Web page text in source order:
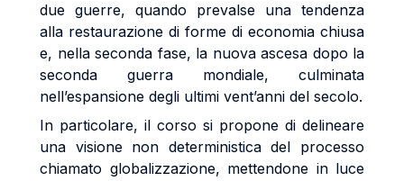
due guerre, quando prevalse una tendenza
alla restaurazione di forme di economia chiusa
e, nella seconda fase, la nuova ascesa dopo la
seconda guerra mondiale, culminata
nell’espansione degli ultimi vent’anni del secolo.
In particolare, il corso si propone di delineare
una visione non deterministica del processo
chiamato globalizzazione, mettendone in luce